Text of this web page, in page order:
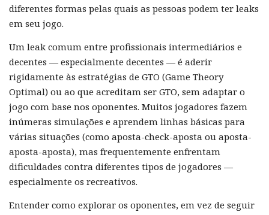
diferentes formas pelas quais as pessoas podem ter leaks
em seu jogo.
Um leak comum entre profissionais intermediários e
decentes — especialmente decentes — é aderir
rigidamente às estratégias de GTO (Game Theory
Optimal) ou ao que acreditam ser GTO, sem adaptar o
jogo com base nos oponentes. Muitos jogadores fazem
inúmeras simulações e aprendem linhas básicas para
várias situações (como aposta-check-aposta ou aposta-
aposta-aposta), mas frequentemente enfrentam
dificuldades contra diferentes tipos de jogadores —
especialmente os recreativos.
Entender como explorar os oponentes, em vez de seguir